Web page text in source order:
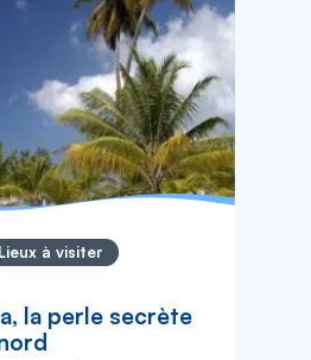
Lieux à visiter
la perle secrète